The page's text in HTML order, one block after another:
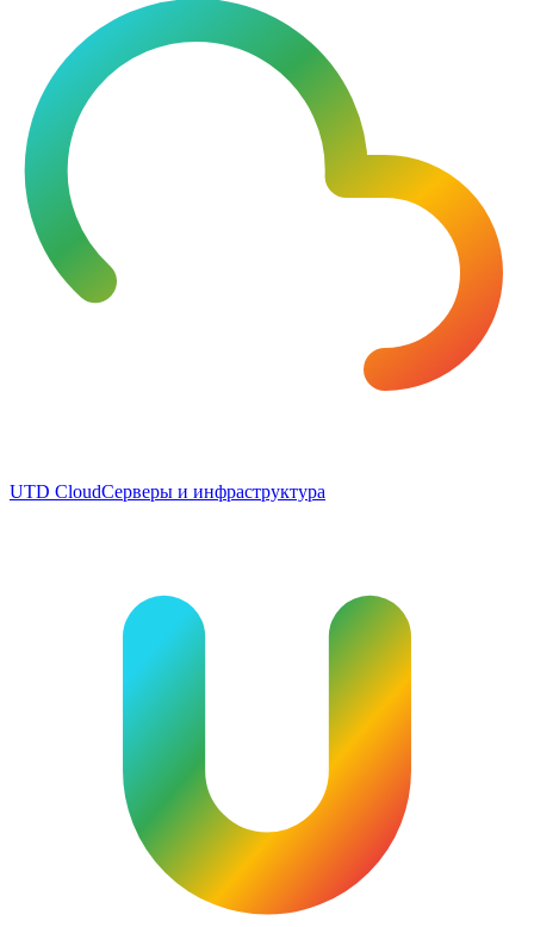
UTD CloudСерверы и инфраструктура